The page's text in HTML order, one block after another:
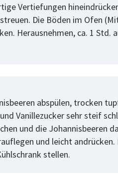
Vertiefungen
Die Böden im Ofen
Herausnehmen, ca. 1 Std.
abspülen, trocken
Vanillezucker sehr steif
und die Johannisbeeren
und leicht andrücken.
stellen.